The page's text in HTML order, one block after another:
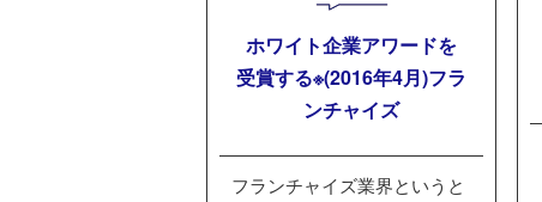
ホワイト企業アワードを
受賞する※(2016年4月)フラ
ンチャイズ
フランチャイズ業界というと